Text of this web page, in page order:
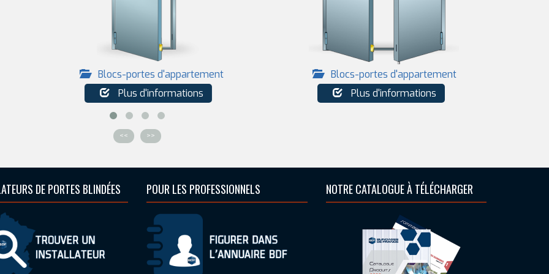
Blocs-portes d'appartement
Plus d'informations
Blocs-portes d'appartement
Plus d'informations
<< >>
DE PORTES BLINDÉES POUR LES PROFESSIONNELS NOTRE CATALOGUE À TÉLÉCHARGER